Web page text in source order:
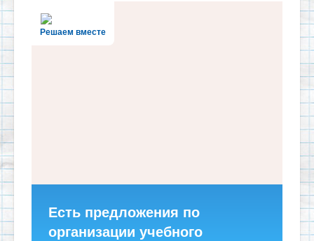
Решаем вместе
Есть предложения по
организации учебного